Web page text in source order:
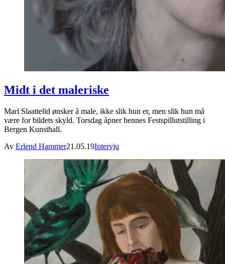
Midt i det maleriske
Mari Slaattelid ønsker å male, ikke slik hun er, men slik hun må
være for bildets skyld. Torsdag åpner hennes Festspillutstilling i
Bergen Kunsthall.
Av Erlend Hammer21.05.19Intervju